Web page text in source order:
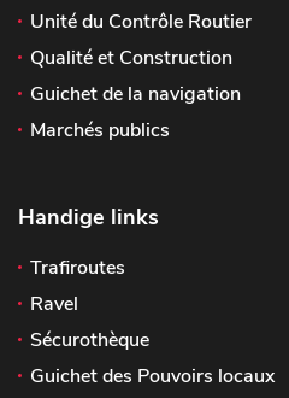
Unité du Contrôle Routier
Qualité et Construction
Guichet de la navigation
Marchés publics
Handige links
Trafiroutes
Ravel
Sécurothèque
Guichet des Pouvoirs locaux